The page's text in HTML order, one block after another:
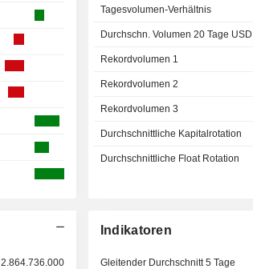
Tagesvolumen-Verhältnis
Durchschn. Volumen 20 Tage USD
Rekordvolumen 1
Rekordvolumen 2
Rekordvolumen 3
Durchschnittliche Kapitalrotation
Durchschnittliche Float Rotation
2.864.736.000
Indikatoren
Gleitender Durchschnitt 5 Tage